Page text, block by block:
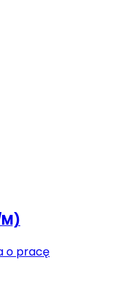
o pracę